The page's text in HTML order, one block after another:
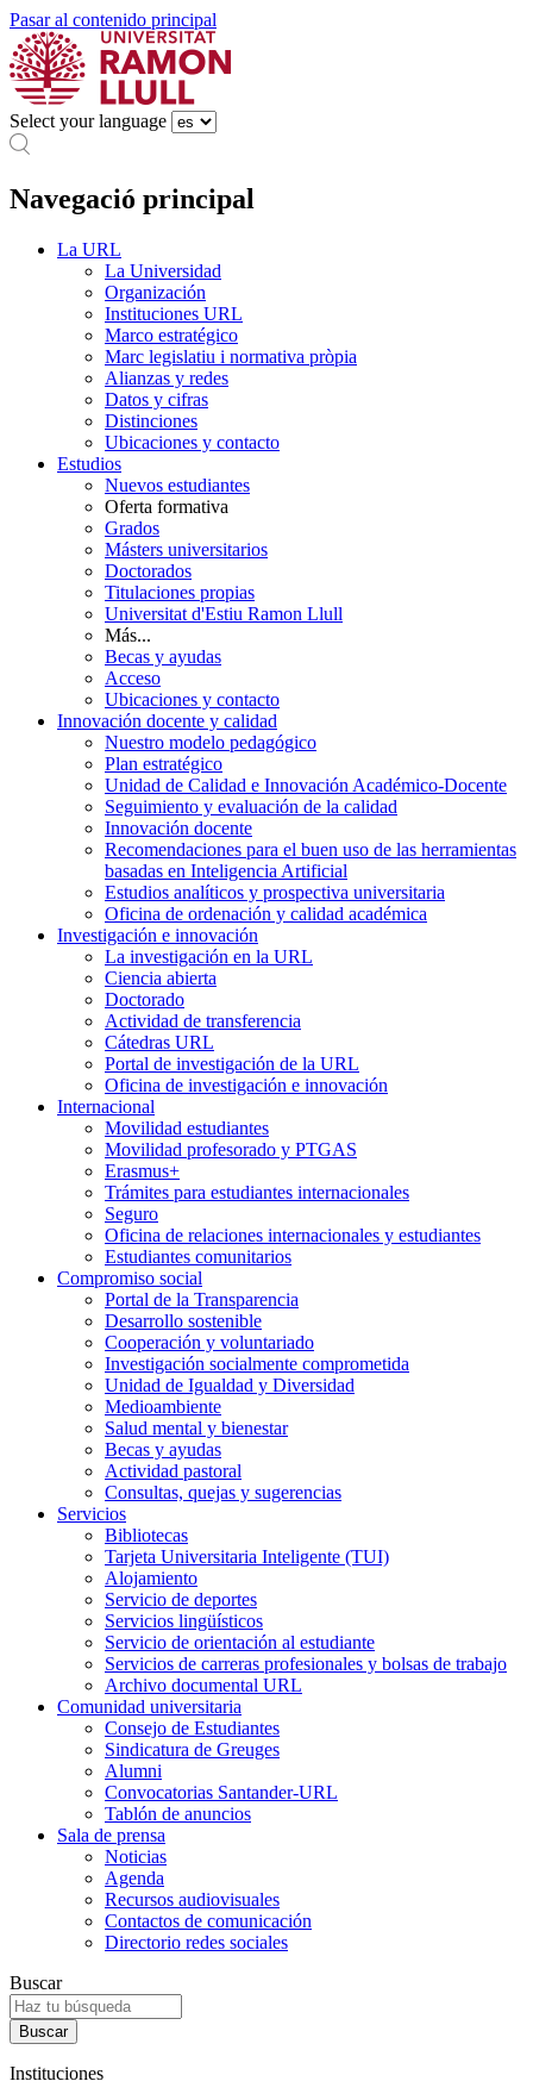
Pasar al contenido principal
Select your language
Navegació principal
La URL
La Universidad
Organización
Instituciones URL
Marco estratégico
Marc legislatiu i normativa pròpia
Alianzas y redes
Datos y cifras
Distinciones
Ubicaciones y contacto
Estudios
Nuevos estudiantes
Oferta formativa
Grados
Másters universitarios
Doctorados
Titulaciones propias
Universitat d'Estiu Ramon Llull
Más...
Becas y ayudas
Acceso
Ubicaciones y contacto
Innovación docente y calidad
Nuestro modelo pedagógico
Plan estratégico
Unidad de Calidad e Innovación Académico-Docente
Seguimiento y evaluación de la calidad
Innovación docente
Recomendaciones para el buen uso de las herramientas
basadas en Inteligencia Artificial
Estudios analíticos y prospectiva universitaria
Oficina de ordenación y calidad académica
Investigación e innovación
La investigación en la URL
Ciencia abierta
Doctorado
Actividad de transferencia
Cátedras URL
Portal de investigación de la URL
Oficina de investigación e innovación
Internacional
Movilidad estudiantes
Movilidad profesorado y PTGAS
Erasmus+
Trámites para estudiantes internacionales
Seguro
Oficina de relaciones internacionales y estudiantes
Estudiantes comunitarios
Compromiso social
Portal de la Transparencia
Desarrollo sostenible
Cooperación y voluntariado
Investigación socialmente comprometida
Unidad de Igualdad y Diversidad
Medioambiente
Salud mental y bienestar
Becas y ayudas
Actividad pastoral
Consultas, quejas y sugerencias
Servicios
Bibliotecas
Tarjeta Universitaria Inteligente (TUI)
Alojamiento
Servicio de deportes
Servicios lingüísticos
Servicio de orientación al estudiante
Servicios de carreras profesionales y bolsas de trabajo
Archivo documental URL
Comunidad universitaria
Consejo de Estudiantes
Sindicatura de Greuges
Alumni
Convocatorias Santander-URL
Tablón de anuncios
Sala de prensa
Noticias
Agenda
Recursos audiovisuales
Contactos de comunicación
Directorio redes sociales
Buscar
Instituciones